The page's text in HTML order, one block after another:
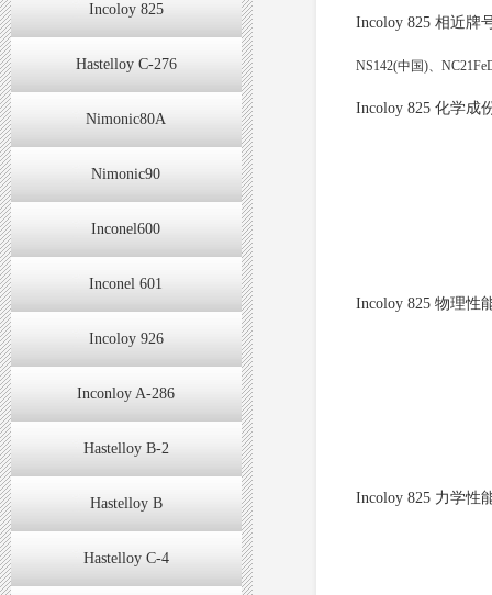
Incoloy 825
Hastelloy C-276
Nimonic80A
Nimonic90
Inconel600
Inconel 601
Incoloy 926
Inconloy A-286
Hastelloy B-2
Hastelloy B
Hastelloy C-4
Incoloy 825 相近牌
NS142(中 国)、
Incoloy 825 化学成
Incoloy 825 物理性
Incoloy 825 力学性